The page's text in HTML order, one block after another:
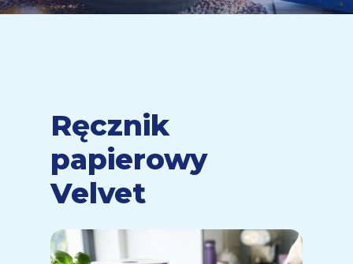
Ręcznik
papierowy
Velvet